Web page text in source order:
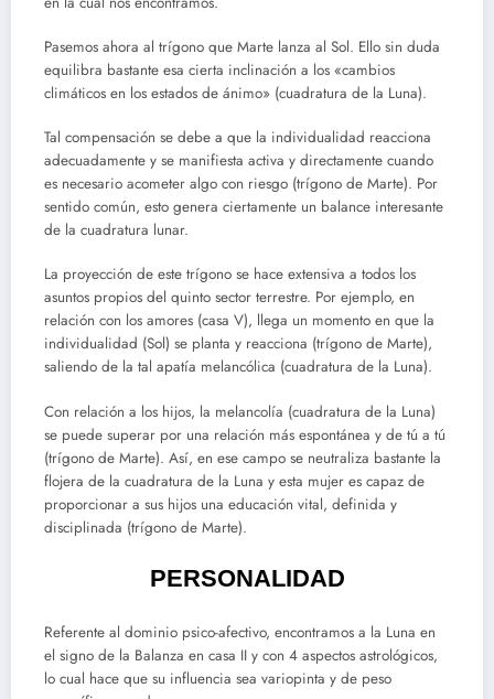
Pasemos ahora al trígono que Marte lanza al Sol. Ello sin duda
equilibra bastante esa cierta inclinación a los «cambios
climáticos en los estados de ánimo» (cuadratura de la Luna).
Tal compensación se debe a que la individualidad reacciona
adecuadamente y se manifiesta activa y directamente cuando
es necesario acometer algo con riesgo (trígono de Marte). Por
sentido común, esto genera ciertamente un balance interesante
de la cuadratura lunar.
La proyección de este trígono se hace extensiva a todos los
asuntos propios del quinto sector terrestre. Por ejemplo, en
relación con los amores (casa V), llega un momento en que la
individualidad (Sol) se planta y reacciona (trígono de Marte),
saliendo de la tal apatía melancólica (cuadratura de la Luna).
Con relación a los hijos, la melancolía (cuadratura de la Luna)
se puede superar por una relación más espontánea y de tú a tú
(trígono de Marte). Así, en ese campo se neutraliza bastante la
flojera de la cuadratura de la Luna y esta mujer es capaz de
proporcionar a sus hijos una educación vital, definida y
disciplinada (trígono de Marte).
PERSONALIDAD
Referente al dominio psico-afectivo, encontramos a la Luna en
el signo de la Balanza en casa II y con 4 aspectos astrológicos,
lo cual hace que su influencia sea variopinta y de peso